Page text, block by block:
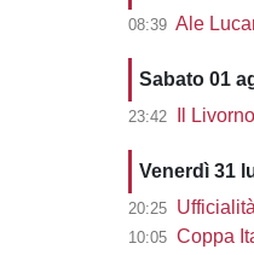
08:39 Ale
Sabato 01
23:42 Il
Venerdì 31
20:25
10:05 Coppa